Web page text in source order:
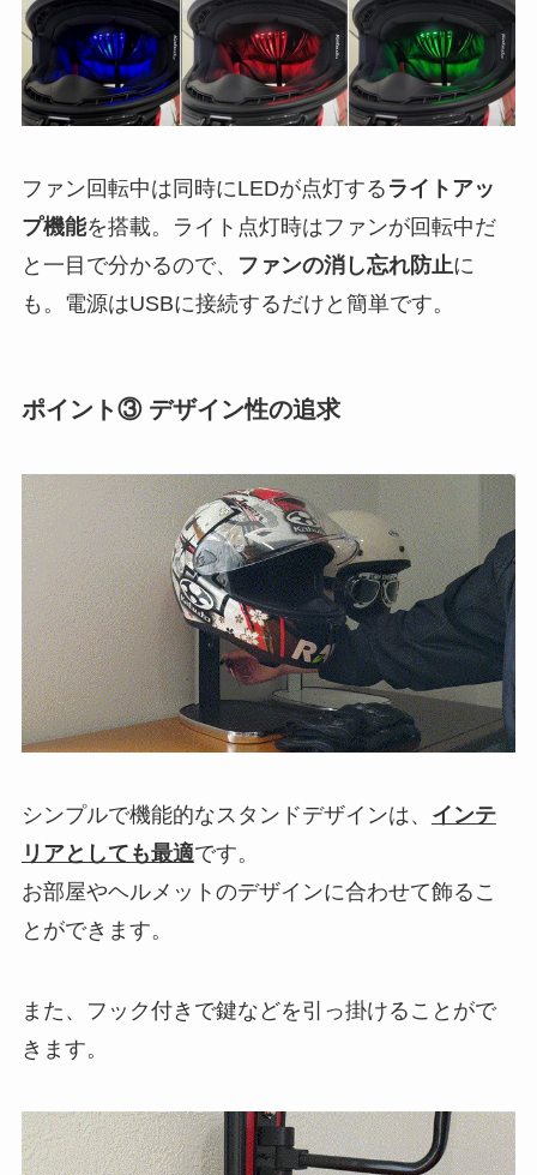
ファン回転中は同時にLEDが点灯する ライトアッ
プ機能を搭載。ライト点灯時はファンが回転中だ
と一目で分かるので、
ファンの消し忘れ防止に
も。電源はUSBに接続するだけと簡単です。
ポイント③ デザイン性の追求
シンプルで機能的なスタンドデザインは、 インテ
リアとしても最適です。
お部屋やヘルメットのデザインに合わせて飾るこ
とができます。
また、フック付きで鍵などを引っ掛けることがで
きます。